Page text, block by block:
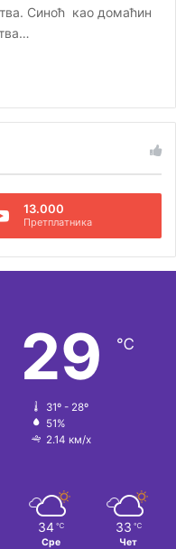
Синоћ као домаћин
13.000
Претплатника
29 ℃
31º - 28º
51%
2.14 км/х
34 ℃
Сре
33 ℃
Чет